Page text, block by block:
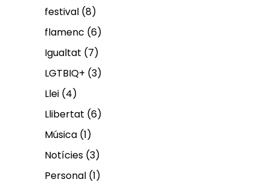
festival (8)
flamenc (6)
Igualtat (7)
LGTBIQ+ (3)
Llei (4)
Llibertat (6)
Música (1)
Notícies (3)
Personal (1)